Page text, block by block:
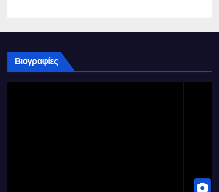
Βιογραφίες